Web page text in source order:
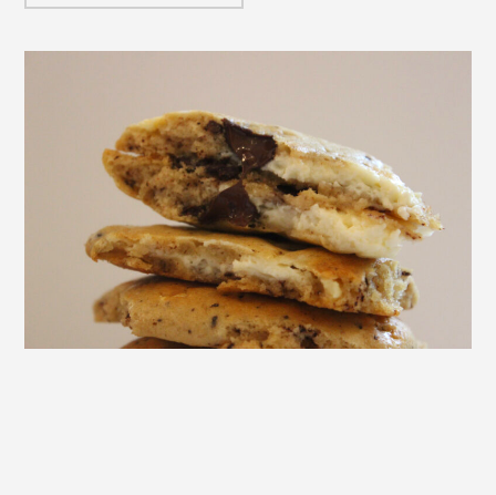
Băuturi calde
Băuturi reci
Smoothies
Ceva Dulce
Biscuiți, Bomboane și
Fursecuri
Brioșe și Checuri
Budinci, Jeleuri și Sufleuri